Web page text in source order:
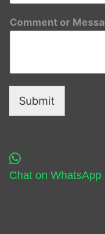
Comment or
Submit
Chat on